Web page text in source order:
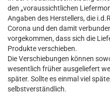
den „voraussichtlichen
Angaben des Herstellers, die
Corona und den damit
vorgekommen, dass sich die
Produkte verschieben.
Die Verschiebungen können
wesentlich früher ausgeliefert
später. Sollte es einmal viel
selbstverständlich.